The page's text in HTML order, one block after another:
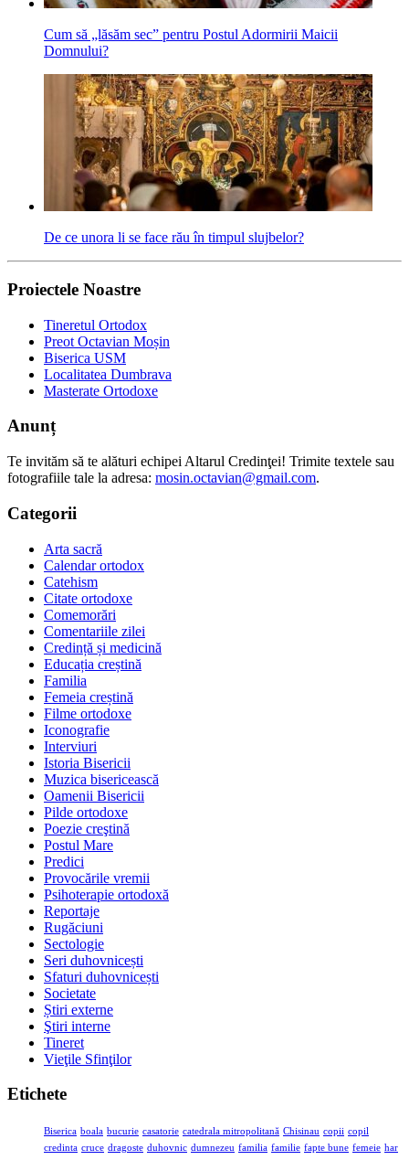
Cum să „lăsăm sec” pentru Postul Adormirii Maicii
Domnului?
De ce unora li se face rău în timpul slujbelor?
Proiectele Noastre
Tineretul Ortodox
Preot Octavian Moșin
Biserica USM
Localitatea Dumbrava
Masterate Ortodoxe
Anunț
Te invităm să te alături echipei Altarul Credinţei! Trimite textele sau
fotografiile tale la adresa: mosin.octavian@gmail.com.
Categorii
Arta sacră
Calendar ortodox
Catehism
Citate ortodoxe
Comemorări
Comentariile zilei
Credință și medicină
Educația creștină
Familia
Femeia creștină
Filme ortodoxe
Iconografie
Interviuri
Istoria Bisericii
Muzica bisericească
Oamenii Bisericii
Pilde ortodoxe
Poezie creştină
Postul Mare
Predici
Provocările vremii
Psihoterapie ortodoxă
Reportaje
Rugăciuni
Sectologie
Seri duhovnicești
Sfaturi duhovnicești
Societate
Știri externe
Ştiri interne
Tineret
Vieţile Sfinţilor
Etichete
Biserica boala bucurie casatorie catedrala mitropolitană Chisinau copii copil
credinta cruce dragoste duhovnic dumnezeu familia familie fapte bune femeie har